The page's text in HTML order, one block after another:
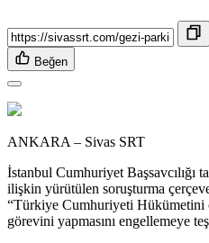
Beğen
ANKARA – Sivas SRT
İstanbul Cumhuriyet Başsavcılığı
ilişkin yürütülen soruşturma
“Türkiye Cumhuriyeti Hükümetini
görevini yapmasını engellemeye